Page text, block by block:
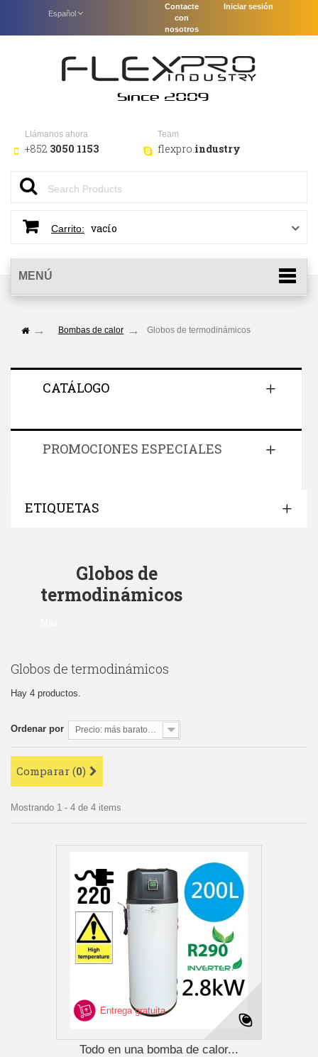
Iniciar sesión
Español
Contacte
con
nosotros
Llámanos ahora
+852 3050 1153
Team
flexpro.industry
Carrito: vacío
MENÚ
Bombas de calor Globos de termodinámicos
CATÁLOGO
PROMOCIONES ESPECIALES
ETIQUETAS
Globos de
termodinámicos
Globos de termodinámicos
Hay 4 productos.
Ordenar por Precio: más baratos primero
Comparar (0)
Mostrando 1 - 4 de 4 items
Entrega gratuita
Todo en una bomba de calor...